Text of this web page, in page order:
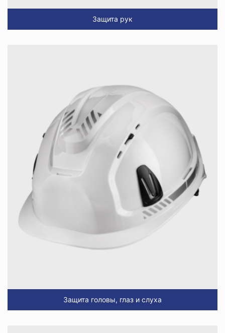
Защита рук
Защита головы, глаз и слуха